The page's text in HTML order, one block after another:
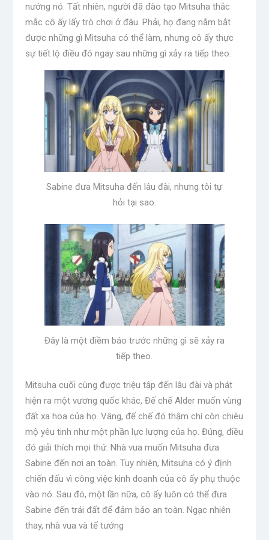
nướng nó. Tất nhiên, người đã đào tạo Mitsuha thắc
mắc cô ấy lấy trò chơi ở đâu. Phải, họ đang nắm bắt
được những gì Mitsuha có thể làm, nhưng cô ấy thực
sự tiết lộ điều đó ngay sau những gì xảy ra tiếp theo.
Sabine đưa Mitsuha đến lâu đài, nhưng tôi tự
hỏi tại sao.
Đây là một điềm báo trước những gì sẽ xảy ra
tiếp theo.
Mitsuha cuối cùng được triệu tập đến lâu đài và phát
hiện ra một vương quốc khác, Đế chế Alder muốn vùng
đất xa hoa của họ. Vâng, đế chế đó thậm chí còn chiêu
mộ yêu tinh như một phần lực lượng của họ. Đúng, điều
đó giải thích mọi thứ. Nhà vua muốn Mitsuha đưa
Sabine đến nơi an toàn. Tuy nhiên, Mitsuha có ý định
chiến đấu vì công việc kinh doanh của cô ấy phụ thuộc
vào nó. Sau đó, một lần nữa, cô ấy luôn có thể đưa
Sabine đến trái đất để đảm bảo an toàn. Ngạc nhiên
thay, nhà vua và tể tướng